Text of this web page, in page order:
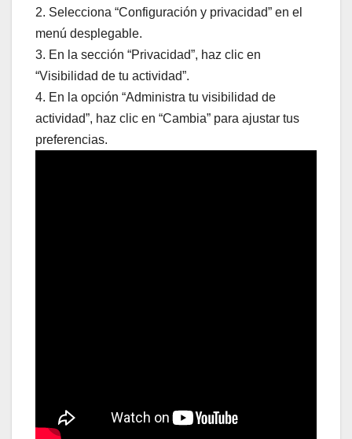
2. Selecciona “Configuración y privacidad” en el
menú desplegable.
3. En la sección “Privacidad”, haz clic en
“Visibilidad de tu actividad”.
4. En la opción “Administra tu visibilidad de
actividad”, haz clic en “Cambia” para ajustar tus
preferencias.